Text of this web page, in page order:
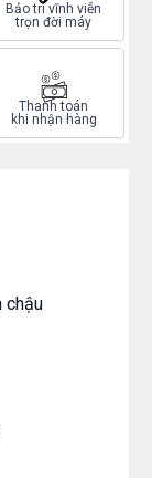
Bảo trì vĩnh viễn
trọn đời máy
Thanh toán
khi nhận hàng
chậu